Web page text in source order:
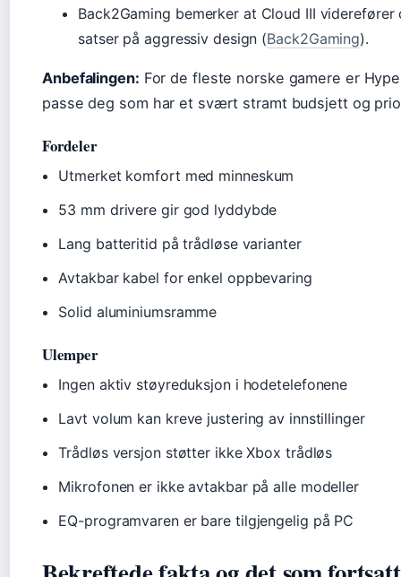
Back2Gaming bemerker at Cloud III
satser på aggressiv design (Back2Gaming).
Anbefalingen: For de fleste norske gamere er
passe deg som har et svært stramt budsjett og
Fordeler
Utmerket komfort med minneskum
53 mm drivere gir god lyddybde
Lang batteritid på trådløse varianter
Avtakbar kabel for enkel oppbevaring
Solid aluminiumsramme
Ulemper
Ingen aktiv støyreduksjon i hodetelefonene
Lavt volum kan kreve justering av innstillinger
Trådløs versjon støtter ikke Xbox trådløs
Mikrofonen er ikke avtakbar på alle modeller
EQ-programvaren er bare tilgjengelig på PC